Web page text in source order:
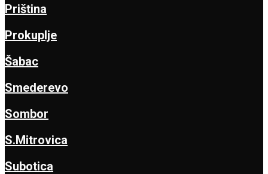
Priština
Prokuplje
Šabac
Smederevo
Sombor
S.Mitrovica
Subotica